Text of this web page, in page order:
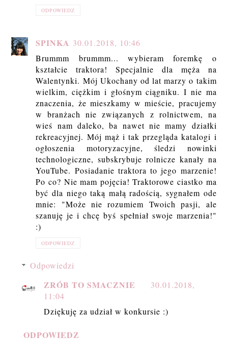
ODPOWIEDZ
SPINKA 30.01.2018, 10:46
Brummm brummm... wybieram foremkę o
kształcie traktora! Specjalnie dla męża na
Walentynki. Mój Ukochany od lat marzy o takim
wielkim, ciężkim i głośnym ciągniku. I nie ma
znaczenia, że mieszkamy w mieście, pracujemy
w branżach nie związanych z rolnictwem, na
wieś nam daleko, ba nawet nie mamy działki
rekreacyjnej. Mój mąż i tak przegląda katalogi i
ogłoszenia motoryzacyjne, śledzi nowinki
technologiczne, subskrybuje rolnicze kanały na
YouTube. Posiadanie traktora to jego marzenie!
Po co? Nie mam pojęcia! Traktorowe ciastko ma
być dla niego taką małą radością, sygnałem ode
mnie: "Może nie rozumiem Twoich pasji, ale
szanuję je i chcę byś spełniał swoje marzenia!"
:)
ODPOWIEDZ
Odpowiedzi
ZRÓB TO SMACZNIE
30.01.2018,
11:04
Dziękuję za udział w konkursie :)
ODPOWIEDZ